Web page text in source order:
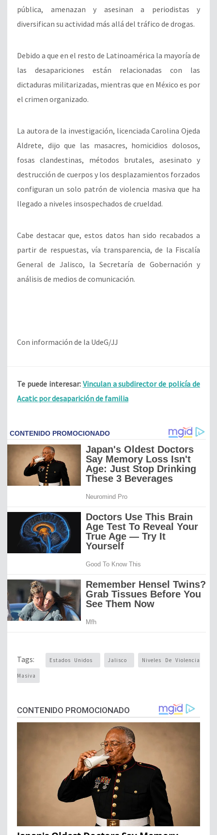
pública, amenazan y asesinan a periodistas y
diversifican su actividad más allá del tráfico de drogas.
Debido a que en el resto de Latinoamérica la mayoría de
las desapariciones están relacionadas con las
dictaduras militarizadas, mientras que en México es por
el crimen organizado.
La autora de la investigación, licenciada Carolina Ojeda
Aldrete, dijo que las masacres, homicidios dolosos,
fosas clandestinas, métodos brutales, asesinato y
destrucción de cuerpos y los desplazamientos forzados
configuran un solo patrón de violencia masiva que ha
llegado a niveles insospechados de crueldad.
Cabe destacar que, estos datos han sido recabados a
partir de respuestas, vía transparencia, de la Fiscalía
General de Jalisco, la Secretaría de Gobernación y
análisis de medios de comunicación.
Con información de la UdeG/JJ
Te puede interesar: Vinculan a subdirector de policía de
Acatic por desaparición de familia
Tags: Estados Unidos Jalisco Niveles De Violencia
Masiva
CONTENIDO PROMOCIONADO